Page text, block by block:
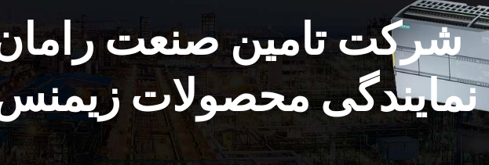
شرکت تامین صنعت
نمایندگی محصولات